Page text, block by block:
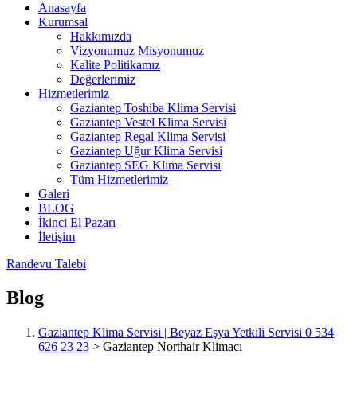
Anasayfa
Kurumsal
Hakkımızda
Vizyonumuz Misyonumuz
Kalite Politikamız
Değerlerimiz
Hizmetlerimiz
Gaziantep Toshiba Klima Servisi
Gaziantep Vestel Klima Servisi
Gaziantep Regal Klima Servisi
Gaziantep Uğur Klima Servisi
Gaziantep SEG Klima Servisi
Tüm Hizmetlerimiz
Galeri
BLOG
İkinci El Pazarı
İletişim
Randevu Talebi
Blog
Gaziantep Klima Servisi | Beyaz Eşya Yetkili Servisi 0 534
626 23 23 > Gaziantep Northair Klimacı